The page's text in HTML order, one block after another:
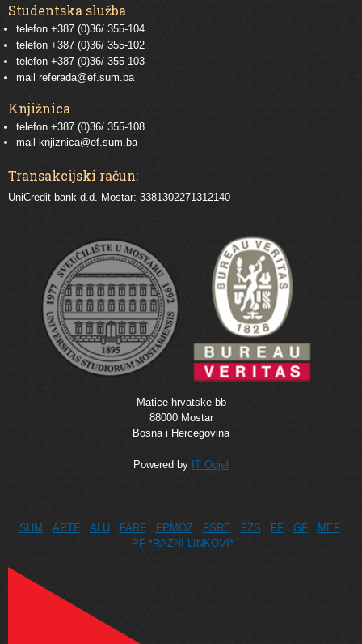
Studentska služba
telefon +387 (0)36/ 355-104
telefon +387 (0)36/ 355-102
telefon +387 (0)36/ 355-103
mail referada@ef.sum.ba
Knjižnica
telefon +387 (0)36/ 355-108
mail knjiznica@ef.sum.ba
Transakcijski račun:
UniCredit bank d.d. Mostar: 3381302271312140
Matice hrvatske bb
88000 Mostar
Bosna i Hercegovina
Powered by IT Odjel
SUM APTF ALU FARF FPMOZ FSRE FZS FF GF
MEF
PF *RAZNI LINKOVI*